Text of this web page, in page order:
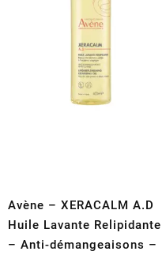
Avène – XERACALM A.D
Huile Lavante Relipidante
– Anti-démangeaisons –